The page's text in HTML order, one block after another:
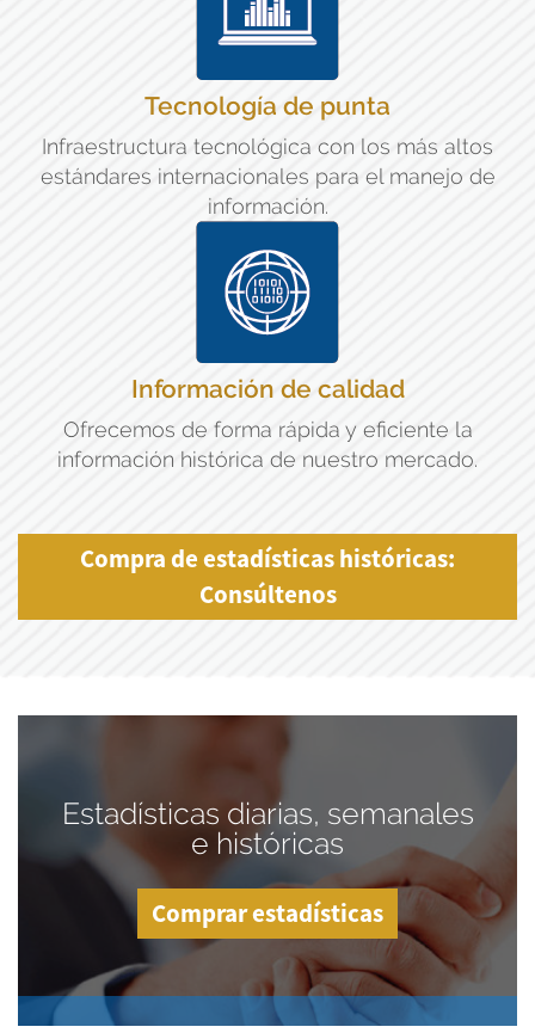
Tecnología de punta
Infraestructura tecnológica con los más altos
estándares internacionales para el manejo de
información.
Información de calidad
Ofrecemos de forma rápida y eficiente la
información histórica de nuestro mercado.
Compra de estadísticas históricas:
Consúltenos
Estadísticas diarias, semanales
e históricas
Comprar estadísticas